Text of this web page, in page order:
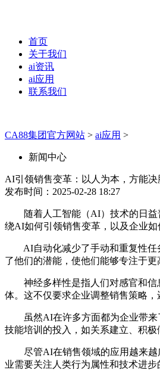
首页
关于我们
ai资讯
ai应用
联系我们
CA88集团官方网站 > ai应用 >
新闻中心
AI引领销售变革：以人为本，方能决
发布时间：2025-02-28 18:27
随着人工智能（AI）技术的日益普
绕AI如何引领销售变革，以及企业如
AI自动化减少了手动和重复性任务
了他们的潜能，使他们能够专注于
神经多样性是指人们对感官和信息
体。这不仅要求企业调整销售策略
虽然AI在许多方面都为企业带来了
技能培训的投入，如关系建立、积
尽管AI在销售领域的应用越来越广
业需要关注人类行为属性和技术进